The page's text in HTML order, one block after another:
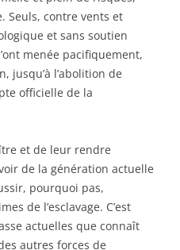
Seuls, contre vents et
et sans soutien
menée pacifiquement,
jusqu’à l’abolition de
officielle de la
et de leur rendre
de la génération actuelle
pourquoi pas,
de l’esclavage. C’est
actuelles que connaît
autres forces de